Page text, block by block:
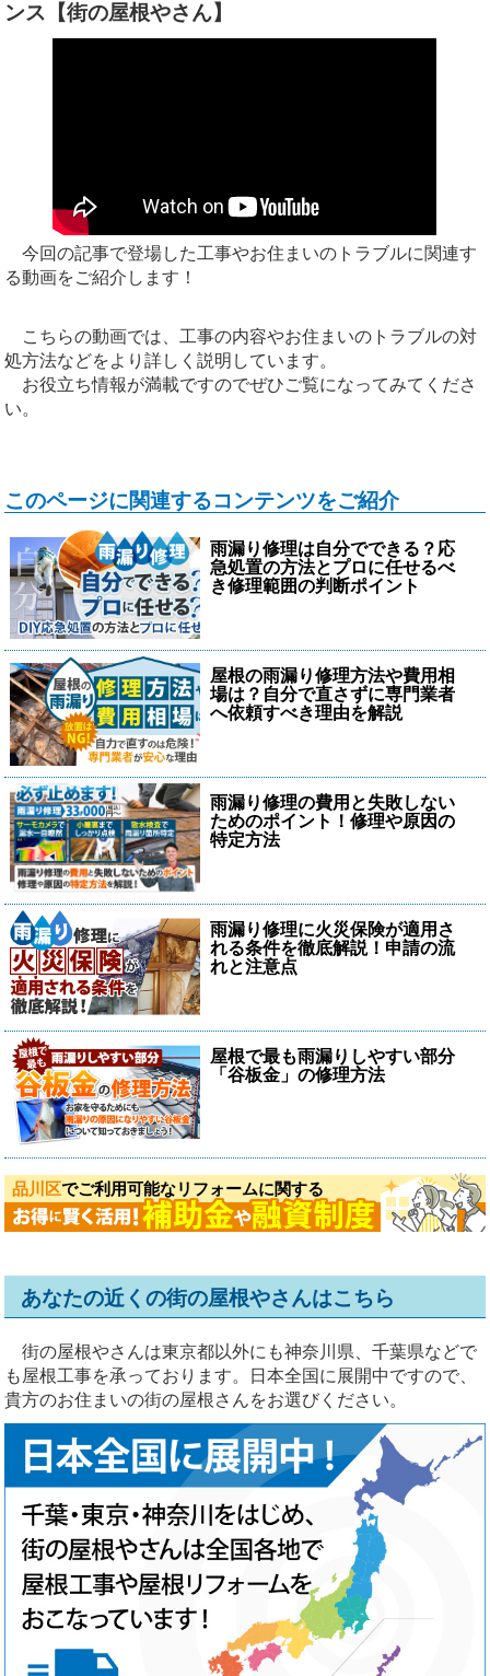
ンス【街の屋根やさん】
今回の記事で登場した工事やお住まいのトラブルに関連す
る動画をご紹介します！
こちらの動画では、工事の内容やお住まいのトラブルの対
処方法などをより詳しく説明しています。
お役立ち情報が満載ですのでぜひご覧になってみてくださ
い。
このページに関連するコンテンツをご紹介
雨漏り修理は自分でできる？応
急処置の方法とプロに任せるべ
き修理範囲の判断ポイント
屋根の雨漏り修理方法や費用相
場は？自分で直さずに専門業者
へ依頼すべき理由を解説
雨漏り修理の費用と失敗しない
ためのポイント！修理や原因の
特定方法
雨漏り修理に火災保険が適用さ
れる条件を徹底解説！申請の流
れと注意点
屋根で最も雨漏りしやすい部分
「谷板金」の修理方法
品川区でご利用可能なリフォームに関する
あなたの近くの街の屋根やさんはこちら
街の屋根やさんは東京都以外にも神奈川県、千葉県などで
も屋根工事を承っております。日本全国に展開中ですので、
貴方のお住まいの街の屋根さんをお選びください。